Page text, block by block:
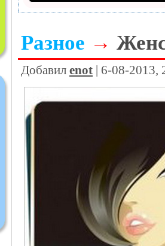
Разное →
Добавил enot | 6-08-